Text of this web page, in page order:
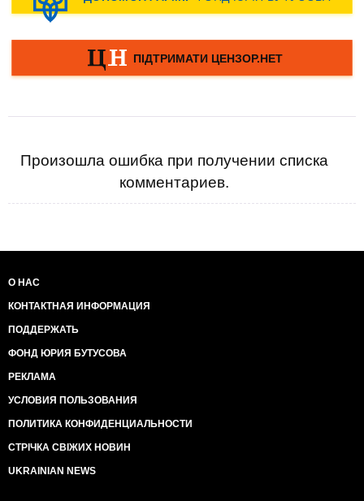
Произошла ошибка при получении списка
комментариев.
О НАС
КОНТАКТНАЯ ИНФОРМАЦИЯ
ПОДДЕРЖАТЬ
ФОНД ЮРИЯ БУТУСОВА
РЕКЛАМА
УСЛОВИЯ ПОЛЬЗОВАНИЯ
ПОЛИТИКА КОНФИДЕНЦИАЛЬНОСТИ
СТРІЧКА СВІЖИХ НОВИН
UKRAINIAN NEWS